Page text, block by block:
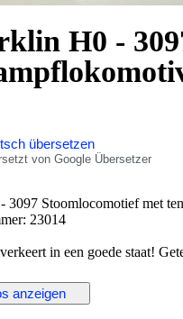
H0 -
übersetzen
von Google Übersetzer
3097 Stoomlocomotief met
23014
in een goede staat!
anzeigen